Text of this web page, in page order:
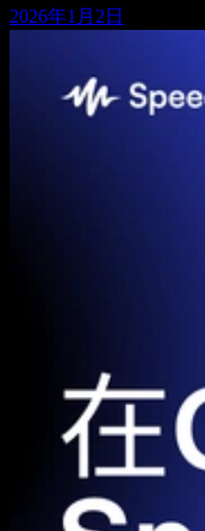
2026年1月2日